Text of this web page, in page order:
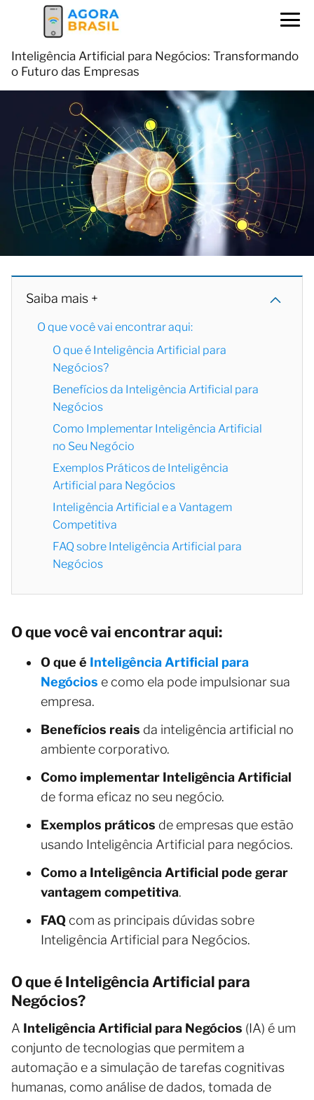
Inteligência Artificial para Negócios: Transformando
o Futuro das Empresas
Saiba mais +
O que você vai encontrar aqui:
O que é Inteligência Artificial para
Negócios?
Benefícios da Inteligência Artificial para
Negócios
Como Implementar Inteligência Artificial
no Seu Negócio
Exemplos Práticos de Inteligência
Artificial para Negócios
Inteligência Artificial e a Vantagem
Competitiva
FAQ sobre Inteligência Artificial para
Negócios
O que você vai encontrar aqui:
O que é Inteligência Artificial para
Negócios e como ela pode impulsionar sua
empresa.
Benefícios reais da inteligência artificial no
ambiente corporativo.
Como implementar Inteligência Artificial
de forma eficaz no seu negócio.
Exemplos práticos de empresas que estão
usando Inteligência Artificial para negócios.
Como a Inteligência Artificial pode gerar
vantagem competitiva.
FAQ com as principais dúvidas sobre
Inteligência Artificial para Negócios.
O que é Inteligência Artificial para
Negócios?
A Inteligência Artificial para Negócios (IA) é um
conjunto de tecnologias que permitem a
automação e a simulação de tarefas cognitivas
humanas, como análise de dados, tomada de